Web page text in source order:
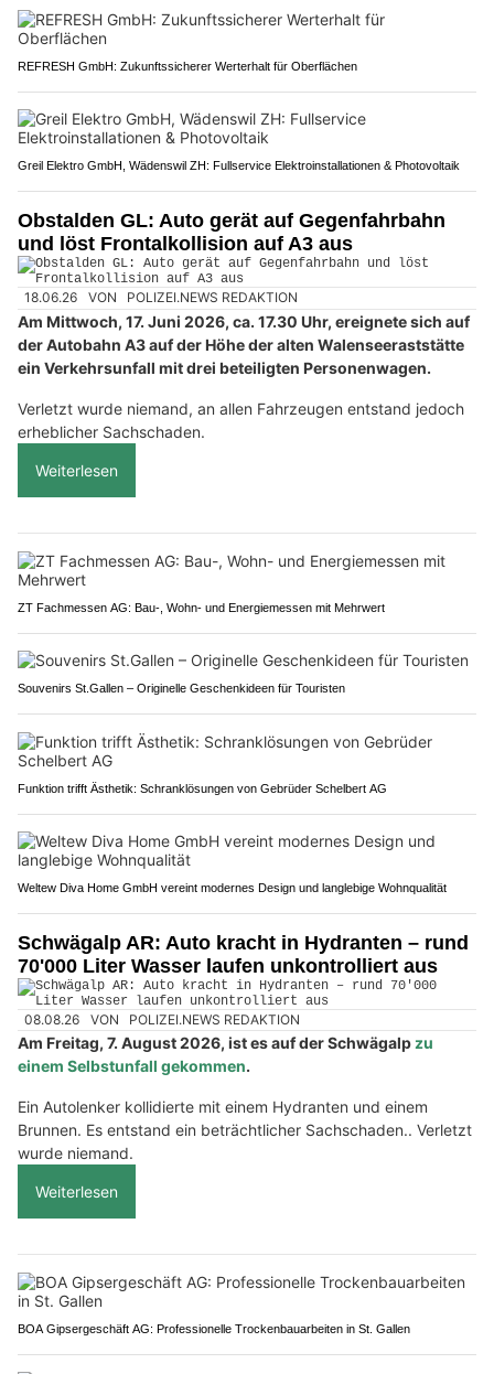
REFRESH GmbH: Zukunftssicherer Werterhalt für Oberflächen
Greil Elektro GmbH, Wädenswil ZH: Fullservice Elektroinstallationen & Photovoltaik
Obstalden GL: Auto gerät auf Gegenfahrbahn
und löst Frontalkollision auf A3 aus
18.06.26 VON POLIZEI.NEWS REDAKTION
Am Mittwoch, 17. Juni 2026, ca. 17.30 Uhr, ereignete sich auf
der Autobahn A3 auf der Höhe der alten Walenseeraststätte
ein Verkehrsunfall mit drei beteiligten Personenwagen.
Verletzt wurde niemand, an allen Fahrzeugen entstand jedoch
erheblicher Sachschaden.
Weiterlesen
ZT Fachmessen AG: Bau-, Wohn- und Energiemessen mit Mehrwert
Souvenirs St.Gallen – Originelle Geschenkideen für Touristen
Funktion trifft Ästhetik: Schranklösungen von Gebrüder Schelbert AG
Weltew Diva Home GmbH vereint modernes Design und langlebige Wohnqualität
Schwägalp AR: Auto kracht in Hydranten – rund
70'000 Liter Wasser laufen unkontrolliert aus
08.08.26 VON POLIZEI.NEWS REDAKTION
Am Freitag, 7. August 2026, ist es auf der Schwägalp zu
einem Selbstunfall gekommen.
Ein Autolenker kollidierte mit einem Hydranten und einem
Brunnen. Es entstand ein beträchtlicher Sachschaden.. Verletzt
wurde niemand.
Weiterlesen
BOA Gipsergeschäft AG: Professionelle Trockenbauarbeiten in St. Gallen